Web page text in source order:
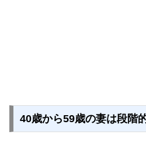
40歳から59歳の妻は段階